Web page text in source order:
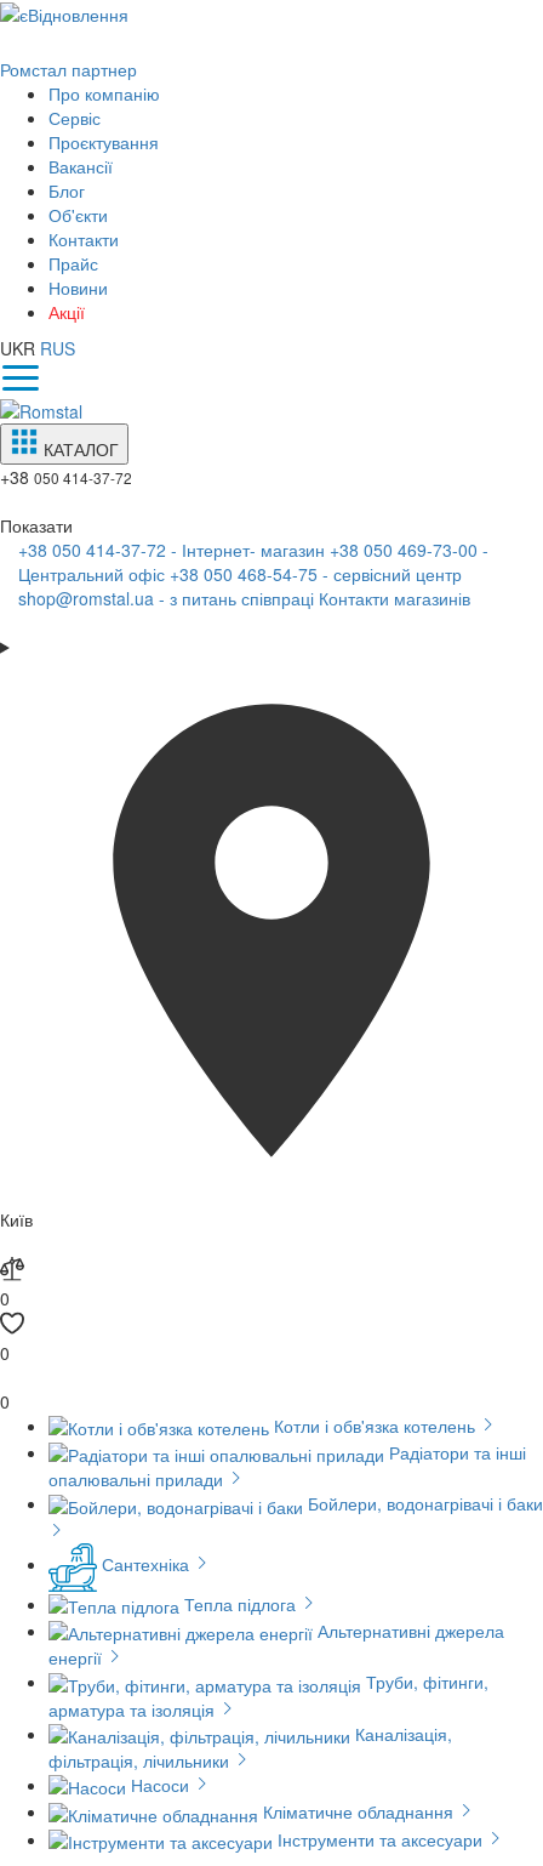
Ромстал партнер
Про компанію
Сервіс
Проєктування
Вакансії
Блог
Об'єкти
Контакти
Прайс
Новини
Акції
UKR RUS
КАТАЛОГ
+38 050 414-37-72
Показати
+38 050 414-37-72 - Інтернет- магазин +38 050 469-73-00 -
Центральний офіс +38 050 468-54-75 - сервісний центр
shop@romstal.ua - з питань співпраці Контакти магазинів
Київ
0
0
0
Котли і обв'язка котелень
Радіатори та інші
опалювальні прилади
Бойлери, водонагрівачі і баки
Сантехніка
Тепла підлога
Альтернативні джерела
енергії
Труби, фітинги,
арматура та ізоляція
Каналізація,
фільтрація, лічильники
Насоси
Кліматичне обладнання
Інструменти та аксесуари